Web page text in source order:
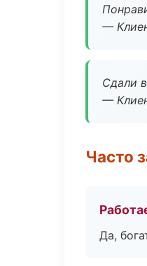
—
Сдали
—
Часто
Да,